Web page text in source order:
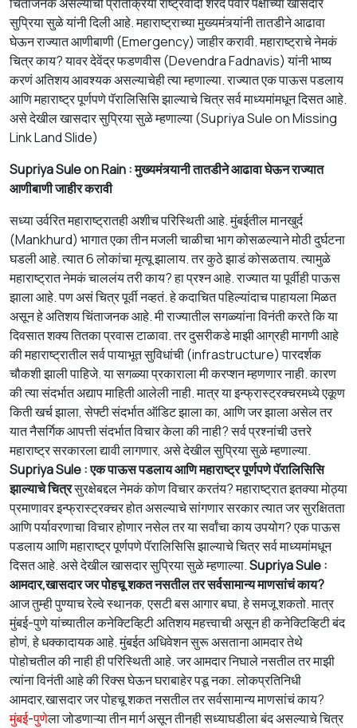
सुप्रियासुळेयांनीदिलीआहे.महाराष्ट्राच्यामुख्यमंत्र्यांनीतातडीनेआढावा
घेऊनराज्यातआणीबाणी (Emergency)जाहीरकरावी. महाराष्ट्राचेनेमकं
चित्रकाय?यावरदेवेंद्रफडणवीस (Devendra Fadnavis)यांनीभाष्य
करणंअतिशयआवश्यकअसल्याचेहीत्याम्हणाल्या.राज्यातएक पाऊस पडलाय
आणि महाराष्ट्र पूर्णपणे पॅरालिसिसि झाल्याचेचित्रसर्व माध्यमांमधून दिसत आहे.
असे देखील खासदार सुप्रिया सुळे म्हणाल्या (Supriya Sule on Missing
Link Land Slide)
Supriya Sule on Rain : मुख्यमंत्र्यानी तातडीने आढावा घेऊन राज्यात
आणीबाणी जाहीर करावी
सध्याउर्वरितमहाराष्ट्रातहीअशीचपरिस्थितीआहे. मुंबईतील मानखुर्द
(Mankhurd) भागात एका तीन मजली चाळीचा भाग कोसळल्याने मोठी दुर्घटना
घडली आहे.त्यात6लोकांचामृत्यूझालाय.तरकुठेझाडंकोसळताय.त्यामुळे
महाराष्ट्रातनेमकंचाललंयतरीकाय?हाप्रश्नआहे.राज्यातयापूर्वीहीपाऊस
झालाआहे.पणअसंचित्रपूर्वीनव्हतं.हेकदाचितपहिल्यांदाचपाहायलामिळत
असूनहेअतिशयचिंताजनकआहे.मीराज्यातीलसगळ्यांनाविनंतीकरतेकिया
दिवसातशक्यतितकाप्रवासटाळावा. तर दुसरीकडे माझी आग्रही मागणी आहे
की महाराष्ट्रातील सर्वपायाभूतसुविधांची(infrastructure) पारदर्शक
चौकशी झाली पाहिजे.यासगळ्या प्रकारालामीकरप्शन म्हणणार नाही. कारण
की त्या संदर्भात अद्याप माहिती आलेली नाही. मात्र या इन्फ्रास्ट्रक्चरमध्ये एकूण
किती खर्च झाला, सेफ्टी संदर्भात ऑडिट झाला का, आणि जर झाला असेल तर
यातनैसर्गिक आपत्ती संदर्भात विचार केला की नाही? सर्व प्रश्नांची उत्तरे
महाराष्ट्र सरकारला द्यावी लागणार, असे देखील सुप्रिया सुळे म्हणाल्या.
Supriya Sule : एक पाऊस पडलाय आणि महाराष्ट्र पूर्णपणे पॅरालिसिसि
झाल्याचे चित्रसुरक्षेबद्दल नेमकं कोण विचारकरतंय? महाराष्ट्रात इतक्या मोठ्या
प्रमाणावर इन्फ्रास्ट्रक्चर होत असल्याचे सांगणार सरकार त्यात जर सुरक्षितता
आणि पर्यावरणाचा विचार होणार नसेल तर या सर्वांचा काय उपयोग? एक पाऊस
पडलाय आणि महाराष्ट्र पूर्णपणे पॅरालिसिसि झाल्याचे चित्र सर्व माध्यमांमधून
दिसत आहे. असे देखील खासदार सुप्रिया सुळे म्हणाल्या.Supriya Sule :
आमदार,खासदार जर पोहचू शकत नसतील तर सर्वसामान्य माणसांचं काय?
आज तुम्ही पुण्याचरेल्वे स्थानक, एसटी बस आगारबघा, हे समजू शकतो. मात्र
मुंबई-पुणे यांच्यातील कनेक्टिव्हिटी अतिशय महत्त्वाची असून ही कनेक्टिव्हिटी बंद
होणं, हे धक्कादायक आहे. मुंबईत अधिवेशन सुरू असताना आमदार तेथे
पोहोचतील की नाही ही परिस्थिती आहे. जर आमदार निघाले नसतील तर माझी
त्यांना विनंती आहे की रिक्स घेऊन घराबाहेर पडू नका. लोकप्रतिनिधी
आमदार,खासदार जर पोहचू शकत नसतील तर सर्वसामान्य माणसांचं काय?
मुंबई-पुणेला जोडणाऱ्या तीन मार्ग असून तीनही सध्याघडीला बंद असल्याचे चित्र